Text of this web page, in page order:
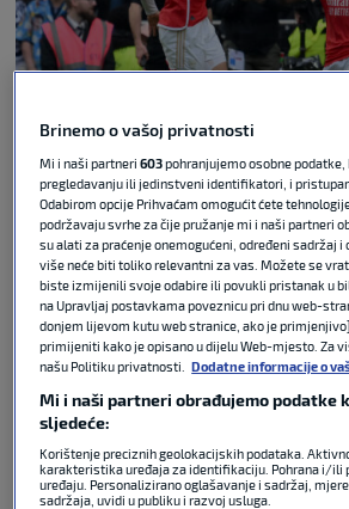
Guliver Images
Arsenal se suočio s ozbiljnim
nakon što je potvrđeno da će
propustiti ključni susret protiv
ozljede.
Saliba, koji je bio ključni igrač
osjetio je nelagodu u tetivi nakon
Tottenhamom u srijedu. Ovaj
Mikel Artetuda napravi velike
momčadi.
Brinemo o vašoj privatnosti
Mi i naši partneri603pohranjujemo osobne podatke,
pregledavanju ili jedinstveni identifikatori, i
Odabirom opcije Prihvaćam omogućit ćete
podržavaju svrhe za čije pružanje mi i naši partneri
su alati za praćenje onemogućeni, određeni sadržaj
više neće biti toliko relevantni za vas. Možete se
biste izmijenili svoje odabire ili povukli pristanak u
na Upravljaj postavkama poveznicu pri dnu web-
donjem lijevom kutu web stranice, ako je
primijeniti kako je opisano u dijelu Web-mjesto. Za
našu Politiku privatnosti.
Dodatne informacije o
Mi i naši partneri obrađujemo podatke
sljedeće:
Korištenje preciznih geolokacijskih podataka.
karakteristika uređaja za identifikaciju. Pohrana i/ili
uređaju. Personalizirano oglašavanje i sadržaj,
sadržaja, uvidi u publiku i razvoj usluga.